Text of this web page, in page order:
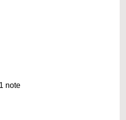
note